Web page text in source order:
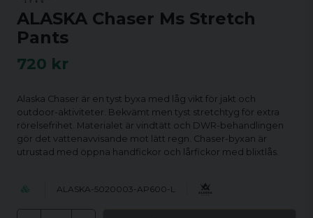
ALASKA Chaser Ms Stretch
Pants
720 kr
Alaska Chaser är en tyst byxa med låg vikt för jakt och
outdoor-aktiviteter. Bekvämt men tyst stretchtyg för extra
rörelsefrihet. Materialet är vindtätt och DWR-behandlingen
gör det vattenavvisande mot lätt regn. Chaser-byxan är
utrustad med öppna handfickor och lårfickor med blixtlås.
ALASKA-5020003-AP600-L